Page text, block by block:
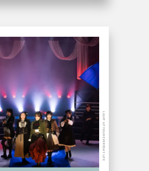
LIGHT UP YOUR EVERYDAY LIFE